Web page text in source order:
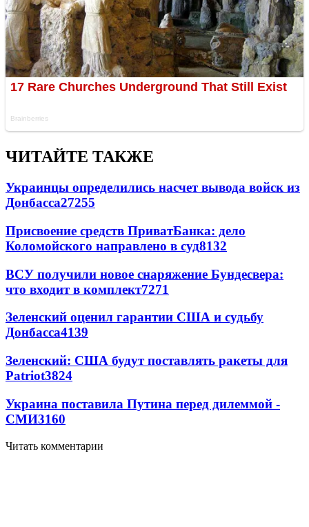
ЧИТАЙТЕ ТАКЖЕ
Украинцы определились насчет вывода войск из
Донбасса27255
Присвоение средств ПриватБанка: дело
Коломойского направлено в суд8132
ВСУ получили новое снаряжение Бундесвера:
что входит в комплект7271
Зеленский оценил гарантии США и судьбу
Донбасса4139
Зеленский: США будут поставлять ракеты для
Patriot3824
Украина поставила Путина перед дилеммой -
СМИ3160
Читать комментарии